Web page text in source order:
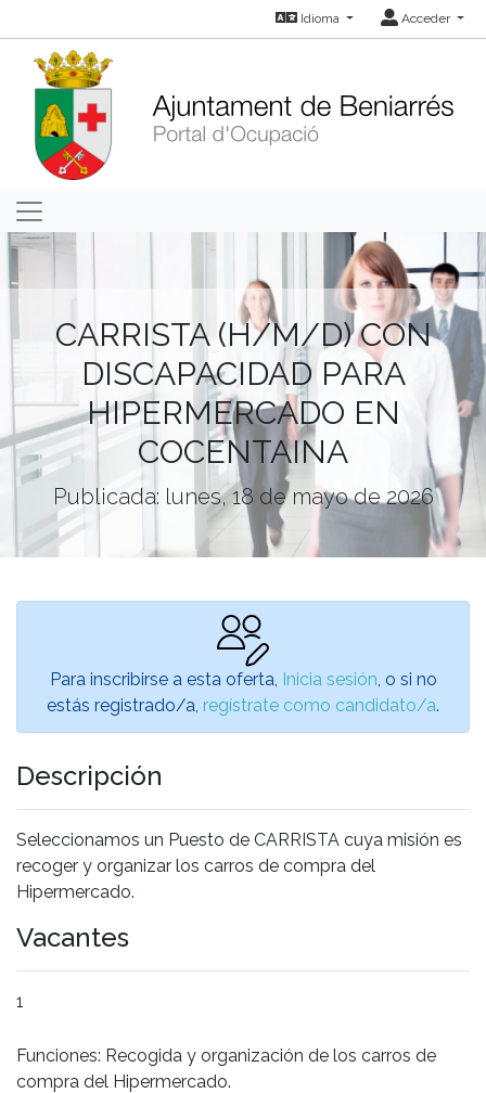
Idioma Acceder
CARRISTA (H/M/D) CON
DISCAPACIDAD PARA
HIPERMERCADO EN
COCENTAINA
Publicada: lunes, 18 de mayo de 2026
Para inscribirse a esta oferta, Inicia sesión , o si no
estás registrado/a, regístrate como candidato/a.
Descripción
Seleccionamos un Puesto de CARRISTA cuya misión es
recoger y organizar los carros de compra del
Hipermercado.
Vacantes
1
Funciones: Recogida y organización de los carros de
compra del Hipermercado.